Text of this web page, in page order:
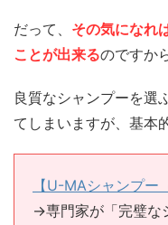
だって、 その気になれ
ことが出来るのですか
良質なシャンプーを選
てしまいますが、基本
【U-MAシャンプー
→専門家が「完璧な